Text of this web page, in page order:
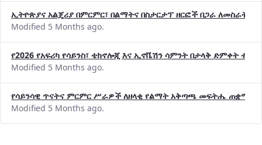
ኢትዮጵያና አልጄሪያ በምርምር፣ በልማትና በስታርታፕ ዘርፎች በጋራ ለመስራት
Modified 5 Months ago.
የ2026 የአፍሪካ የሳይንስ፣ ቴክኖሎጂ እና ኢኖቬሽን ሳምንት በታላቅ ድምቀት
Modified 5 Months ago.
የሳይንሳዊ ጥናትና ምርምር ሥራዎች ለዘላቂ የልማት አቅጣጫ መፍትሔ ጠቋሚ
Modified 5 Months ago.